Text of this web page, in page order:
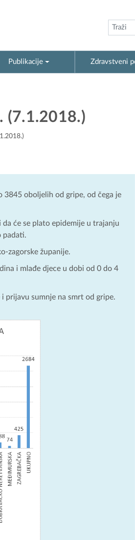
Publikacije Zdravstveni
(7.1.2018.)
3845 oboljelih od gripe, od čega je
će se plato epidemije u trajanju
padati.
zagorske županije.
i mlađe djece u dobi od 0 do 4
prijavu sumnje na smrt od gripe.